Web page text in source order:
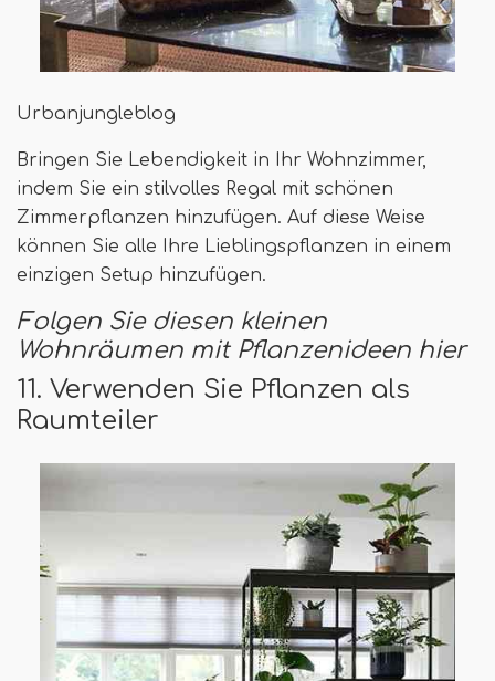
Urbanjungleblog
Bringen Sie Lebendigkeit in Ihr Wohnzimmer,
indem Sie ein stilvolles Regal mit schönen
Zimmerpflanzen hinzufügen. Auf diese Weise
können Sie alle Ihre Lieblingspflanzen in einem
einzigen Setup hinzufügen.
Folgen Sie diesen kleinen
Wohnräumen mit Pflanzenideen hier
11. Verwenden Sie Pflanzen als
Raumteiler